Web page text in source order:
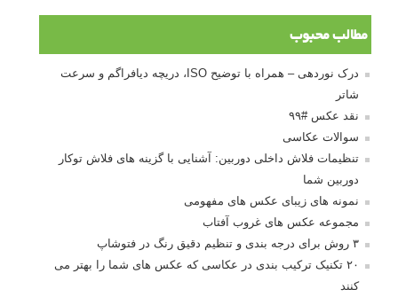
مطالب محبوب
درک نوردهی – همراه با توضیح ISO، دریچه دیافراگم و سرعت
شاتر
نقد عکس #۹۹
سوالات عکاسی
تنظیمات فلاش داخلی دوربین: آشنایی با گزینه های فلاش توکار
دوربین شما
نمونه های زیبای عکس های مفهومی
مجموعه عکس های غروب آفتاب
۳ روش برای درجه بندی و تنظیم دقیق رنگ در فتوشاپ
۲۰ تکنیک ترکیب بندی در عکاسی که عکس های شما را بهتر می
کنند